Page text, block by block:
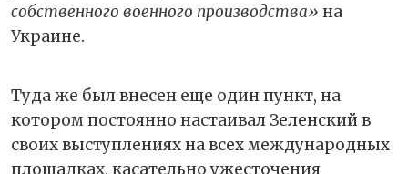
собственного военного производства» на
Украине.
Туда же был внесен еще один пункт, на
котором постоянно настаивал Зеленский в
своих выступлениях на всех международных
площадках, касательно ужесточения